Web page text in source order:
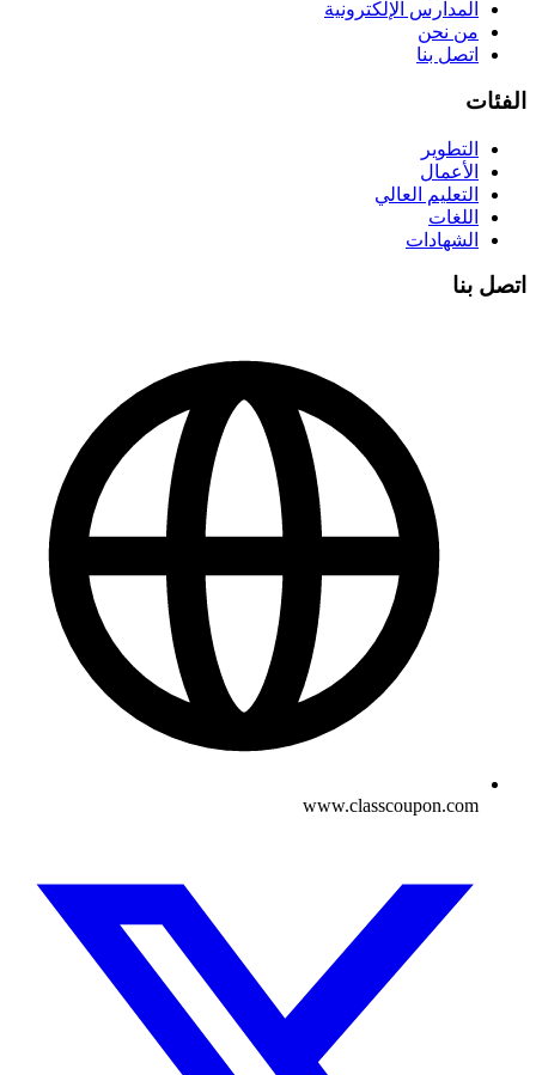
المدارس الإلكترونية
من نحن
اتصل بنا
الفئات
التطوير
الأعمال
التعليم العالي
اللغات
الشهادات
اتصل بنا
www.classcoupon.com